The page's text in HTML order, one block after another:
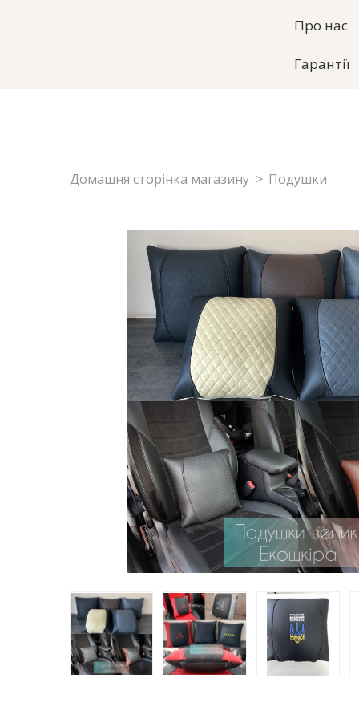
Про нас
Гарантії
Домашня сторінка магазину Подушки